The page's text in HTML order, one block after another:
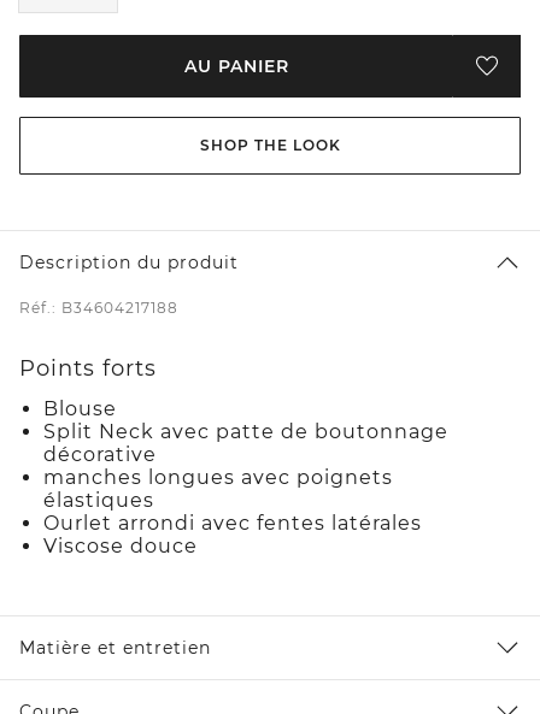
AU PANIER
SHOP THE LOOK
Description du produit
Réf.: B34604217188
Points forts
Blouse
Split Neck avec patte de boutonnage
décorative
manches longues avec poignets
élastiques
Ourlet arrondi avec fentes latérales
Viscose douce
Matière et entretien